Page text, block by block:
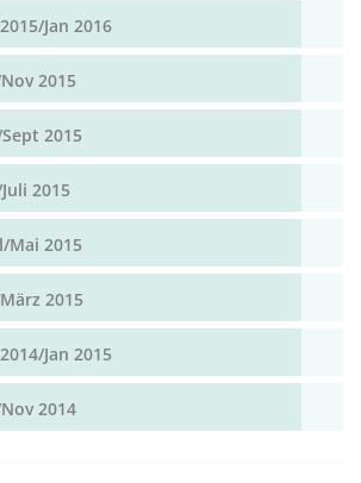
Jan 2016
2015
2015
2015
Mai 2015
2015
Jan 2015
2014